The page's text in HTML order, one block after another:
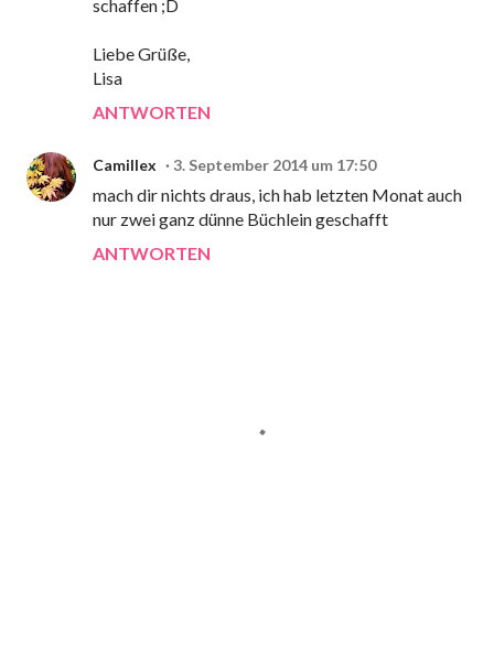
schaffen ;D
Liebe Grüße,
Lisa
ANTWORTEN
Camillex 3. September 2014 um 17:50
mach dir nichts draus, ich hab letzten Monat auch
nur zwei ganz dünne Büchlein geschafft
ANTWORTEN